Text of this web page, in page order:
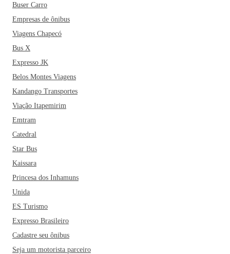
Buser Carro
Empresas de ônibus
Viagens Chapecó
Bus X
Expresso JK
Belos Montes Viagens
Kandango Transportes
Viação Itapemirim
Emtram
Catedral
Star Bus
Kaissara
Princesa dos Inhamuns
Unida
ES Turismo
Expresso Brasileiro
Cadastre seu ônibus
Seja um motorista parceiro